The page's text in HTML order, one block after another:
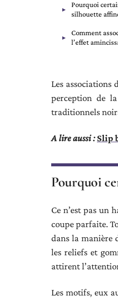
Pourquoi
silhouette
Comment
l’effet
Les
perception de
traditionnels
A lire aussi : Slip
Pourquoi
Ce n’est pas un
coupe parfaite.
dans la manière
les reliefs et
attirent
Les motifs, eux